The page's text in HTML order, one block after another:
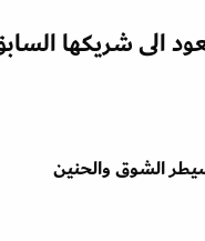
الى شريكها
الشوق والحنين